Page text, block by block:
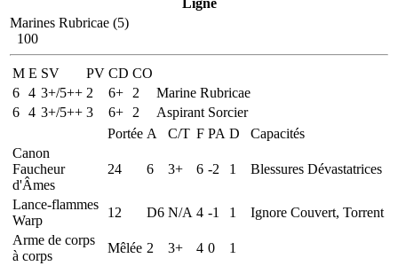
Marines Rubricae (5)
100
M E SV PV CD CO
6 4 3+/5++ 2 6+ 2
Marine Rubricae
6 4 3+/5++ 3 6+ 2
Aspirant Sorcier
Portée A C/T F PA D
Capacités
Canon
Faucheur
d'Âmes
24 6 3+ 6 -2 1 Blessures Dévastatrices
Lance-flammes
Warp
12 D6 N/A 4 -1 1
Ignore Couvert, Torrent
Arme de corps
à corps
Mêlée 2 3+ 4 0 1